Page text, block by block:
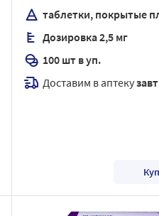
таблетки, покрытые
Дозировка 2,5 мг
100 шт в уп.
Доставим в аптеку